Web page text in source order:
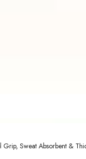
Sweat Absorbent &